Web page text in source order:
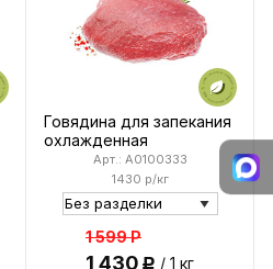
Говядина для запекания
охлажденная
1430 р/кг
Арт.: A0100333
1 599Р
1 430Р / 1 кг